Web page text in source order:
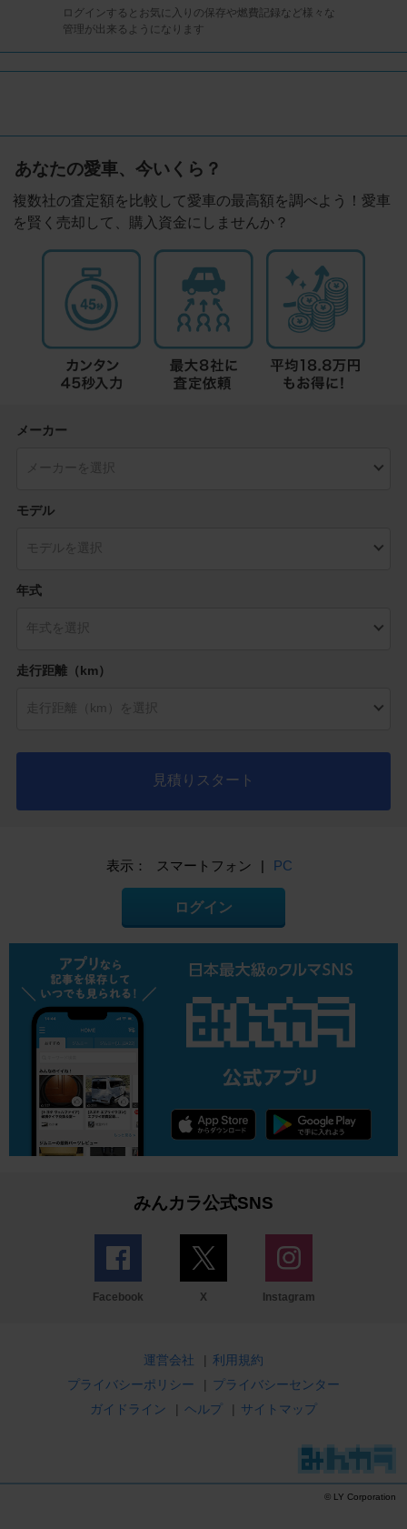
ログインするとお気に入りの保存や燃費記録など様々な
管理が出来るようになります
あなたの愛車、今いくら？
複数社の査定額を比較して愛車の最高額を調べよう！愛車
を賢く売却して、購入資金にしませんか？
メーカー
モデル
年式
走行距離（km）
見積りスタート
表示： スマートフォン | PC
ログイン
みんカラ公式SNS
Facebook X Instagram
運営会社 | 利用規約
プライバシーポリシー
| プライバシーセンター
ガイドライン
| ヘルプ | サイトマップ
© LY Corporation